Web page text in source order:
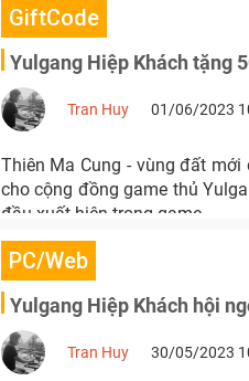
GiftCode
Yulgang Hiệp Khách tặng
Tran Huy 01/06/2023
Thiên Ma Cung - vùng đất
cho cộng đồng game thủ
đầu xuất hiện trong game.
PC/Web
Yulgang Hiệp Khách hội
Tran Huy 30/05/2023